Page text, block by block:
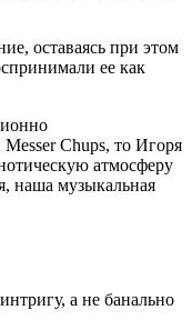
оставаясь при этом
ее как
Chups, то Игоря
атмосферу
наша музыкальная
а не банально